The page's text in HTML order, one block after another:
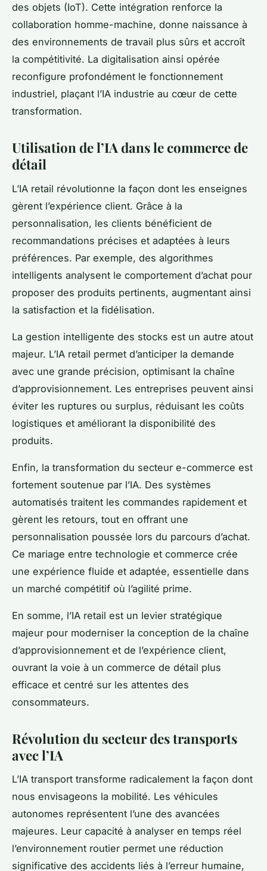
des objets (IoT). Cette intégration renforce la
collaboration homme-machine, donne naissance à
des environnements de travail plus sûrs et accroît
la compétitivité. La digitalisation ainsi opérée
reconfigure profondément le fonctionnement
industriel, plaçant l’IA industrie au cœur de cette
transformation.
Utilisation de l’IA dans le commerce de
détail
L’IA retail révolutionne la façon dont les enseignes
gèrent l’expérience client. Grâce à la
personnalisation, les clients bénéficient de
recommandations précises et adaptées à leurs
préférences. Par exemple, des algorithmes
intelligents analysent le comportement d’achat pour
proposer des produits pertinents, augmentant ainsi
la satisfaction et la fidélisation.
La gestion intelligente des stocks est un autre atout
majeur. L’IA retail permet d’anticiper la demande
avec une grande précision, optimisant la chaîne
d’approvisionnement. Les entreprises peuvent ainsi
éviter les ruptures ou surplus, réduisant les coûts
logistiques et améliorant la disponibilité des
produits.
Enfin, la transformation du secteur e-commerce est
fortement soutenue par l’IA. Des systèmes
automatisés traitent les commandes rapidement et
gèrent les retours, tout en offrant une
personnalisation poussée lors du parcours d’achat.
Ce mariage entre technologie et commerce crée
une expérience fluide et adaptée, essentielle dans
un marché compétitif où l’agilité prime.
En somme, l’IA retail est un levier stratégique
majeur pour moderniser la conception de la chaîne
d’approvisionnement et de l’expérience client,
ouvrant la voie à un commerce de détail plus
efficace et centré sur les attentes des
consommateurs.
Révolution du secteur des transports
avec l’IA
L’IA transport transforme radicalement la façon dont
nous envisageons la mobilité. Les véhicules
autonomes représentent l’une des avancées
majeures. Leur capacité à analyser en temps réel
l’environnement routier permet une réduction
significative des accidents liés à l’erreur humaine,